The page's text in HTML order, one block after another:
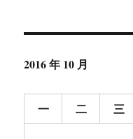
2016 年 10 月
一 二 三